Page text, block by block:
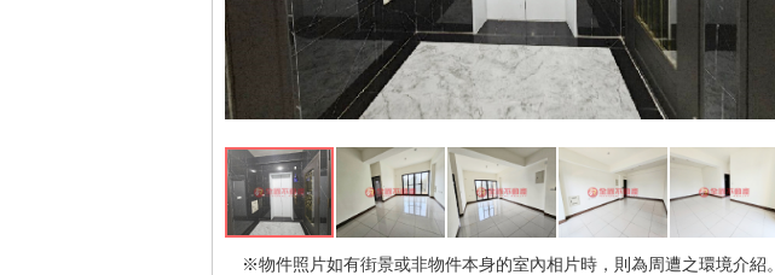
※物件照片如有街景或非物件本身的室內相片時，則為周遭之環境介紹。